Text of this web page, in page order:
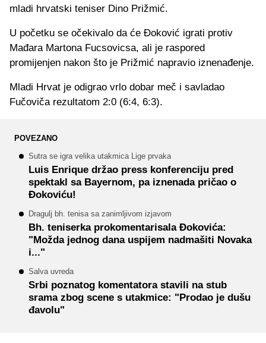
mladi hrvatski teniser Dino Prižmić.
U početku se očekivalo da će Đoković igrati protiv
Mađara Martona Fucsovicsa, ali je raspored
promijenjen nakon što je Prižmić napravio iznenađenje.
Mladi Hrvat je odigrao vrlo dobar meč i savladao
Fučoviča rezultatom 2:0 (6:4, 6:3).
POVEZANO
Sutra se igra velika utakmica Lige prvaka
Luis Enrique držao press konferenciju pred
spektakl sa Bayernom, pa iznenada pričao o
Đokoviću!
Dragulj bh. tenisa sa zanimljivom izjavom
Bh. teniserka prokomentarisala Đokovića:
"Možda jednog dana uspijem nadmašiti Novaka
i..."
Salva uvreda
Srbi poznatog komentatora stavili na stub
srama zbog scene s utakmice: "Prodao je dušu
đavolu"